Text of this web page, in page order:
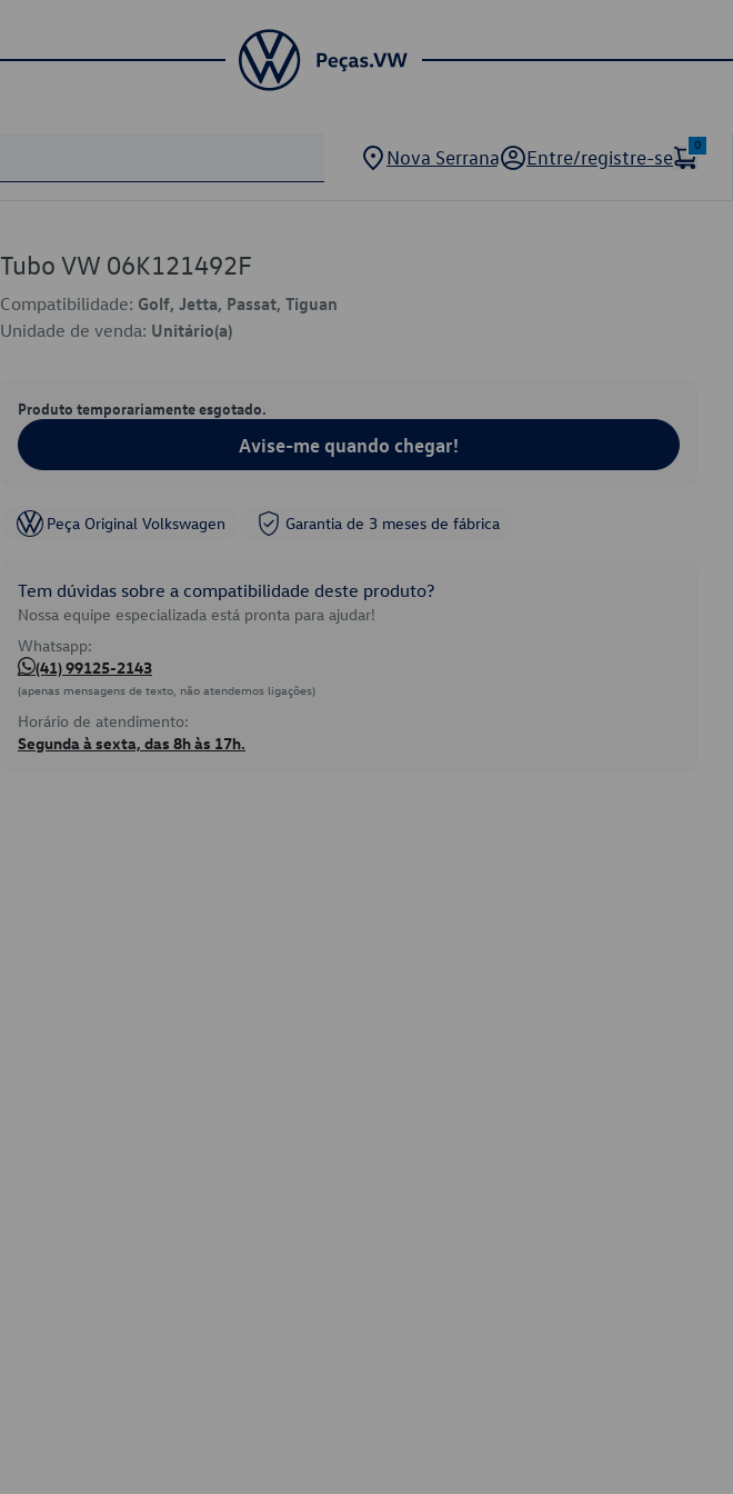
Nova Serrana Entre/registre-se
0
Tubo VW 06K121492F
Compatibilidade: Golf, Jetta, Passat, Tiguan
Unidade de venda: Unitário(a)
Produto temporariamente esgotado.
Avise-me quando chegar!
Peça Original Volkswagen Garantia de 3 meses de fábrica
Tem dúvidas sobre a compatibilidade deste produto?
Nossa equipe especializada está pronta para ajudar!
Whatsapp:
(41) 99125-2143
(apenas mensagens de texto, não atendemos ligações)
Horário de atendimento:
Segunda à sexta, das 8h às 17h.